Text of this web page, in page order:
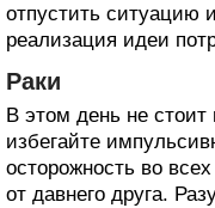
отпустить ситуацию
реализация идеи
Раки
В этом день не
избегайте
осторожность во
от давнего друга.